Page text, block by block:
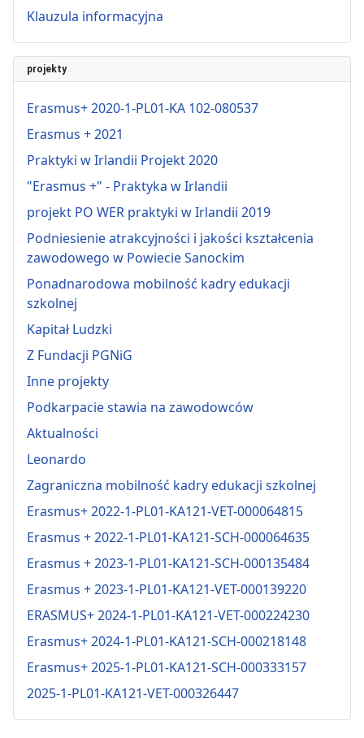
Klauzula informacyjna
projekty
Erasmus+ 2020-1-PL01-KA 102-080537
Erasmus + 2021
Praktyki w Irlandii Projekt 2020
"Erasmus +" - Praktyka w Irlandii
projekt PO WER praktyki w Irlandii 2019
Podniesienie atrakcyjności i jakości kształcenia
zawodowego w Powiecie Sanockim
Ponadnarodowa mobilność kadry edukacji
szkolnej
Kapitał Ludzki
Z Fundacji PGNiG
Inne projekty
Podkarpacie stawia na zawodowców
Aktualności
Leonardo
Zagraniczna mobilność kadry edukacji szkolnej
Erasmus+ 2022-1-PL01-KA121-VET-000064815
Erasmus + 2022-1-PL01-KA121-SCH-000064635
Erasmus + 2023-1-PL01-KA121-SCH-000135484
Erasmus + 2023-1-PL01-KA121-VET-000139220
ERASMUS+ 2024-1-PL01-KA121-VET-000224230
Erasmus+ 2024-1-PL01-KA121-SCH-000218148
Erasmus+ 2025-1-PL01-KA121-SCH-000333157
2025-1-PL01-KA121-VET-000326447